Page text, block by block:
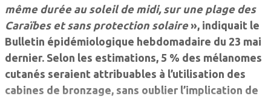
même durée au soleil de midi, sur une plage des
Caraïbes et sans protection solaire», indiquait le
Bulletin épidémiologique hebdomadaire du 23 mai
dernier. Selon les estimations, 5 % des mélanomes
cutanés seraient attribuables à l’utilisation des
cabines de bronzage, sans oublier l’implication de